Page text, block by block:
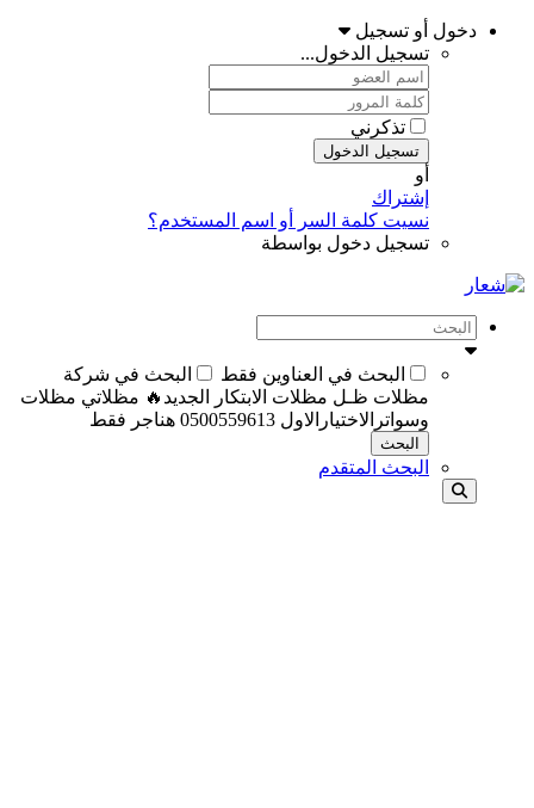
دخول أو تسجيل
تسجيل الدخول...
تذكرني
تسجيل الدخول
أو
إشتراك
نسيت كلمة السر أو اسم المستخدم؟
تسجيل دخول بواسطة
البحث في العناوين فقط
البحث في شركة
مظلات ظـل مظلات الابتكار الجديد🔥 مظلاتي مظلات
وسواترالاختيارالاول 0500559613 هناجر فقط
البحث
البحث المتقدم